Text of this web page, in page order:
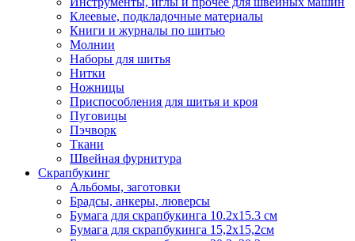
Клеевые, подкладочные материалы
Книги и журналы по шитью
Молнии
Наборы для шитья
Нитки
Ножницы
Приспособления для шитья и кроя
Пуговицы
Пэчворк
Ткани
Швейная фурнитура
Скрапбукинг
Альбомы, заготовки
Брадсы, анкеры, люверсы
Бумага для скрапбукинга 10.2х15.3 см
Бумага для скрапбукинга 15,2х15,2см